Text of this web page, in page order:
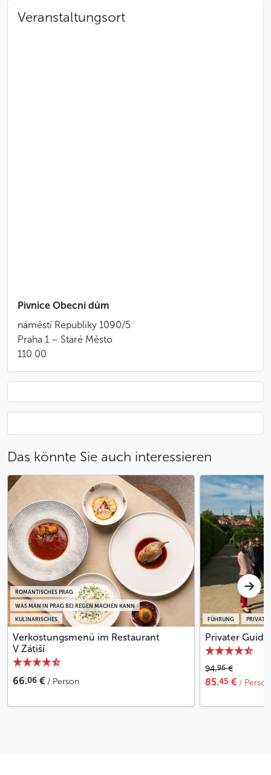
Veranstaltungsort
Pivnice Obecní dům
náměstí Republiky 1090/5
Praha 1 – Staré Město
110 00
Das könnte Sie auch interessieren
KULINARISCHES
WAS MAN IN PRAG BEI REGEN MACHEN KANN
ROMANTISCHES PRAG
Verkostungsmenü im Restaurant
V Zátiší
66.06 € / Person
FÜHRUNG
Privater
94.96€
85.45 € /